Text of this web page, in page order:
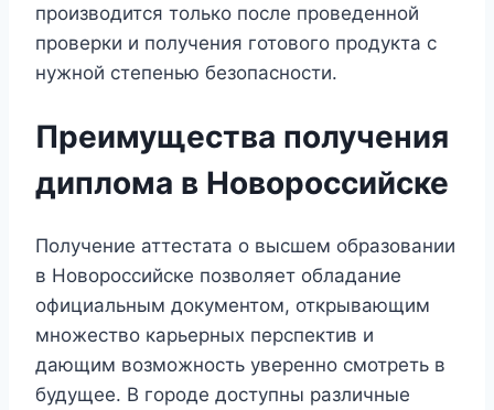
производится только после проведенной
проверки и получения готового продукта с
нужной степенью безопасности.
Преимущества получения
диплома в Новороссийске
Получение аттестата о высшем образовании
в Новороссийске позволяет обладание
официальным документом, открывающим
множество карьерных перспектив и
дающим возможность уверенно смотреть в
будущее. В городе доступны различные